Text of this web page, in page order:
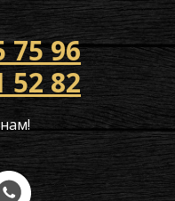
75 96
52 82